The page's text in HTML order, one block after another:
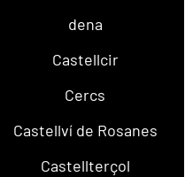
dena
Castellcir
Cercs
Castellví de Rosanes
Castellterçol